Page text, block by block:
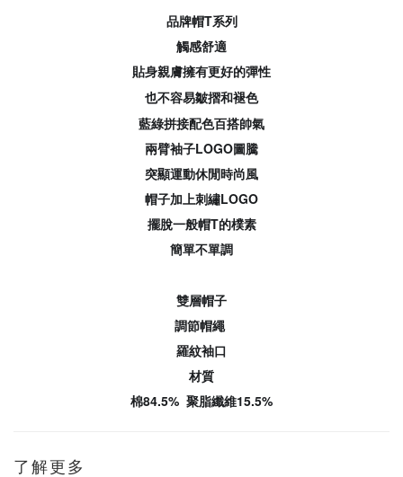
品牌帽T系列
觸感舒適
貼身親膚擁有更好的彈性
也不容易皺摺和褪色
藍綠拼接配色百搭帥氣
兩臂袖子LOGO圖騰
突顯運動休閒時尚風
帽子加上刺繡LOGO
擺脫一般帽T的樸素
簡單不單調
雙層帽子
調節帽繩
羅紋袖口
材質
棉84.5% 聚脂纖維15.5%
了解更多